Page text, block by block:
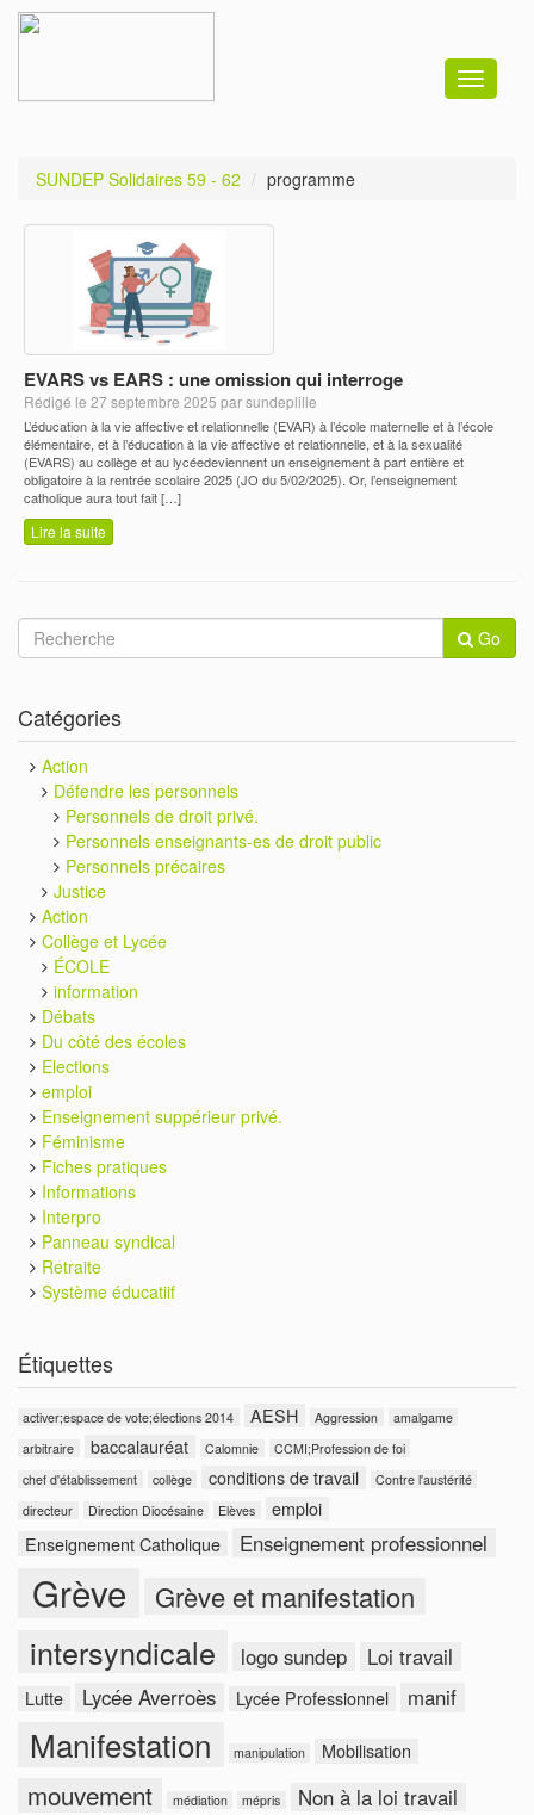
Toggle
SUNDEP Solidaires 59 - 62 programme
EVARS vs EARS : une omission qui interroge
Rédigé le 27 septembre 2025 par sundeplille
L’éducation à la vie affective et relationnelle (EVAR) à l’école maternelle et à l’école
élémentaire, et à l’éducation à la vie affective et relationnelle, et à la sexualité
(EVARS) au collège et au lycéedeviennent un enseignement à part entière et
obligatoire à la rentrée scolaire 2025 (JO du 5/02/2025). Or, l’enseignement
catholique aura tout fait […]
Lire la suite
Go
Catégories
Action
Défendre les personnels
Personnels de droit privé.
Personnels enseignants-es de droit public
Personnels précaires
Justice
Action
Collège et Lycée
ÉCOLE
information
Débats
Du côté des écoles
Elections
emploi
Enseignement suppérieur privé.
Féminisme
Fiches pratiques
Informations
Interpro
Panneau syndical
Retraite
Système éducatiif
Étiquettes
activer;espace de vote;élections 2014 AESH Aggression
amalgame
arbitraire
baccalauréat Calomnie
CCMI;Profession de foi
chef d'établissement
collège conditions de travail
Contre l'austérité
directeur
Direction Diocésaine Elèves
emploi
Enseignement Catholique
Enseignement professionnel
Grève Grève et manifestation
intersyndicale logo sundep Loi travail
Lutte Lycée Averroès Lycée Professionnel manif
Manifestation manipulation Mobilisation
mouvement médiation mépris Non à la loi travail